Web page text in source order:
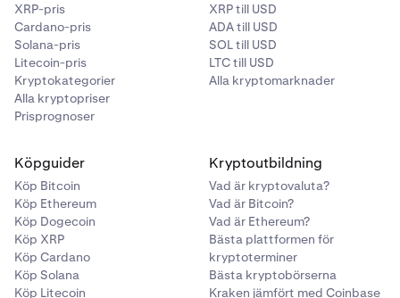
XRP-pris
Cardano-pris
Solana-pris
Litecoin-pris
Kryptokategorier
Alla kryptopriser
Prisprognoser
XRP till USD
ADA till USD
SOL till USD
LTC till USD
Alla kryptomarknader
Köpguider
Köp Bitcoin
Köp Ethereum
Köp Dogecoin
Köp XRP
Köp Cardano
Köp Solana
Köp Litecoin
Kryptoutbildning
Vad är kryptovaluta?
Vad är Bitcoin?
Vad är Ethereum?
Bästa plattformen för
kryptoterminer
Bästa kryptobörserna
Kraken jämfört med Coinbase